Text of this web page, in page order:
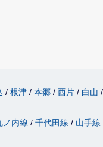
根津 本郷 西片 白山
ノ内線 千代田線 山手線